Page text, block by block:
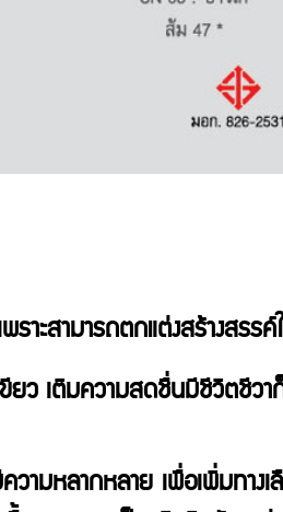
สามารถตกแต่งสร้างสรร
ว เติมความสดชื่นมีชีวิตชีวาก็
ลากหลาย เพื่อเพิ่มทางเลื